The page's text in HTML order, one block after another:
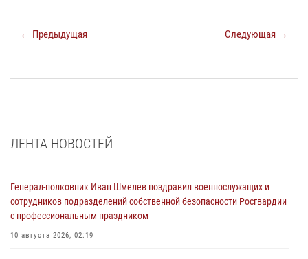
← Предыдущая Следующая →
ЛЕНТА НОВОСТЕЙ
Генерал-полковник Иван Шмелев поздравил военнослужащих и
сотрудников подразделений собственной безопасности Росгвардии
с профессиональным праздником
10 августа 2026, 02:19